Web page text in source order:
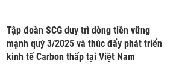
Tập đoàn SCG duy trì dòng tiền vững
mạnh quý 3/2025 và thúc đẩy phát triển
kinh tế Carbon thấp tại Việt Nam